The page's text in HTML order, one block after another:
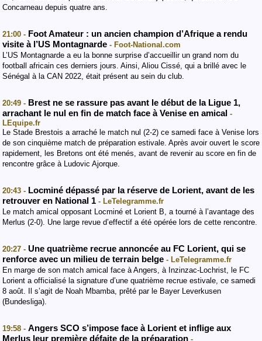
Concarneau depuis quatre ans.
21:00 - Foot Amateur : un ancien champion d’Afrique a rendu
visite à l’US Montagnarde - Foot-National.com
L’US Montagnarde a eu la bonne surprise d’accueillir un grand nom du
football africain ces derniers jours. Ainsi, Aliou Cissé, qui a brillé avec le
Sénégal à la CAN 2022, était présent au sein du club.
20:49 - Brest ne se rassure pas avant le début de la Ligue 1,
arrachant le nul en fin de match face à Venise en amical -
LEquipe.fr
Le Stade Brestois a arraché le match nul (2-2) ce samedi face à Venise lors
de son cinquième match de préparation estivale. Après avoir ouvert le score
rapidement, les Bretons ont été menés, avant de revenir au score en fin de
rencontre grâce à Ludovic Ajorque.
20:43 - Locminé dépassé par la réserve de Lorient, avant de les
retrouver en National 1 - LeTelegramme.fr
Le match amical opposant Locminé et Lorient B, a tourné à l’avantage des
Merlus (2-0). Une large revue d’effectif a été opérée lors de cette rencontre.
20:27 - Une quatrième recrue annoncée au FC Lorient, qui se
renforce avec un milieu de terrain belge - LeTelegramme.fr
En marge de son match amical face à Angers, à Inzinzac-Lochrist, le FC
Lorient a officialisé la signature d’une quatrième recrue estivale, ce samedi
8 août. Il s’agit de Noah Mbamba, prêté par le Bayer Leverkusen
(Bundesliga).
19:58 - Angers SCO s’impose face à Lorient et inflige aux
Merlus leur première défaite de la préparation -